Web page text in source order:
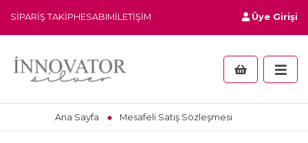
SIPARIŞ TAKIPHESABIMİLETIŞIM Üye Girişi
Ana Sayfa Mesafeli Satış Sözleşmesi